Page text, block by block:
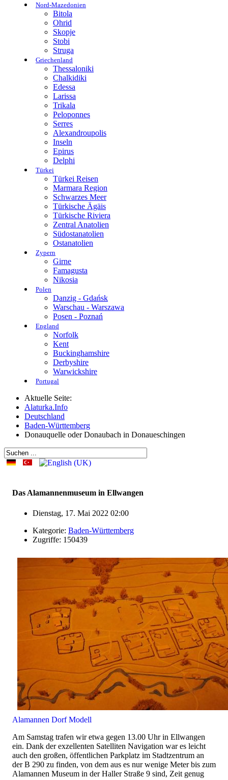
Nord-Mazedonien
Bitola
Ohrid
Skopje
Stobi
Struga
Griechenland
Thessaloniki
Chalkidiki
Edessa
Larissa
Trikala
Peloponnes
Serres
Alexandroupolis
Inseln
Epirus
Delphi
Türkei
Türkei Reisen
Marmara Region
Schwarzes Meer
Türkische Ägäis
Türkische Riviera
Zentral Anatolien
Südostanatolien
Ostanatolien
Zypern
Girne
Famagusta
Nikosia
Polen
Danzig - Gdańsk
Warschau - Warszawa
Posen - Poznań
England
Norfolk
Kent
Buckinghamshire
Derbyshire
Warwickshire
Portugal
Aktuelle Seite:
Alaturka.Info
Deutschland
Baden-Württemberg
Donauquelle oder Donaubach in Donaueschingen
Das Alamannenmuseum in Ellwangen
Dienstag, 17. Mai 2022 02:00
Kategorie: Baden-Württemberg
Zugriffe: 150439
Alamannen Dorf Modell
Am Samstag trafen wir etwa gegen 13.00 Uhr in Ellwangen
ein. Dank der exzellenten Satelliten Navigation war es leicht
auch den großen, öffentlichen Parkplatz im Stadtzentrum an
der B 290 zu finden, von dem aus es nur wenige Meter bis zum
Alamannen Museum in der Haller Straße 9 sind, Zeit genug